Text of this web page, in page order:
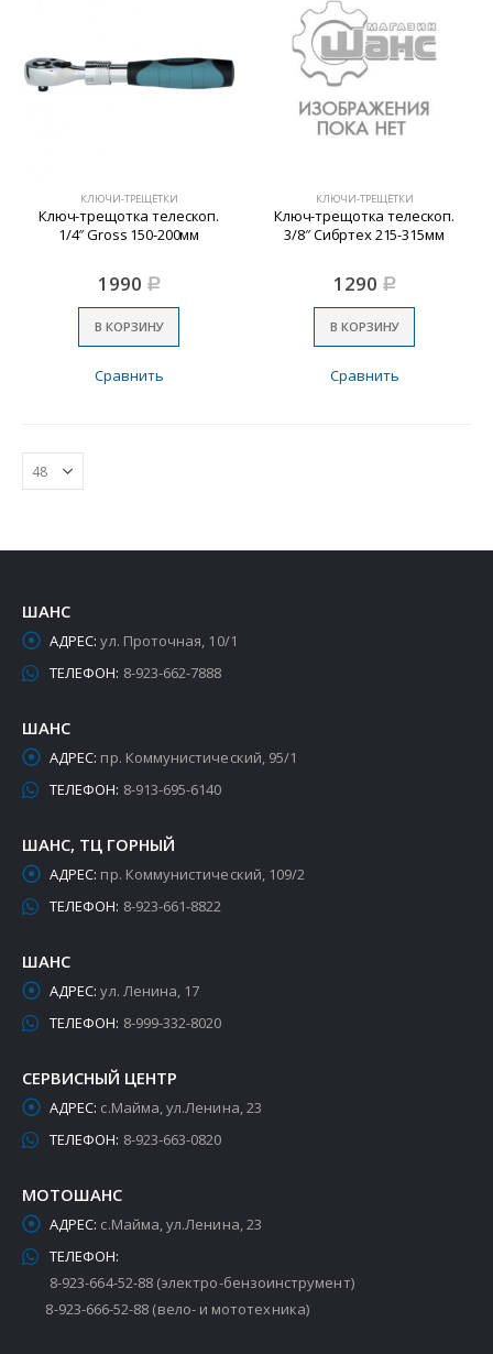
КЛЮЧИ-ТРЕЩЁТКИ
Ключ-трещотка телескоп.
1/4″ Gross 150-200мм
1990 Р
В КОРЗИНУ
Сравнить
КЛЮЧИ-ТРЕЩЁТКИ
Ключ-трещотка телескоп.
3/8″ Сибртех 215-315мм
1290 Р
В КОРЗИНУ
Сравнить
ШАНС
АДРЕС: ул. Проточная, 10/1
ТЕЛЕФОН: 8-923-662-7888
ШАНС
АДРЕС: пр. Коммунистический, 95/1
ТЕЛЕФОН: 8-913-695-6140
ШАНС, ТЦ ГОРНЫЙ
АДРЕС: пр. Коммунистический, 109/2
ТЕЛЕФОН: 8-923-661-8822
ШАНС
АДРЕС: ул. Ленина, 17
ТЕЛЕФОН: 8-999-332-8020
СЕРВИСНЫЙ ЦЕНТР
АДРЕС: с.Майма, ул.Ленина, 23
ТЕЛЕФОН: 8-923-663-0820
МОТОШАНС
АДРЕС: с.Майма, ул.Ленина, 23
ТЕЛЕФОН:
8-923-664-52-88 (электро-бензоинструмент)
8-923-666-52-88 (вело- и мототехника)